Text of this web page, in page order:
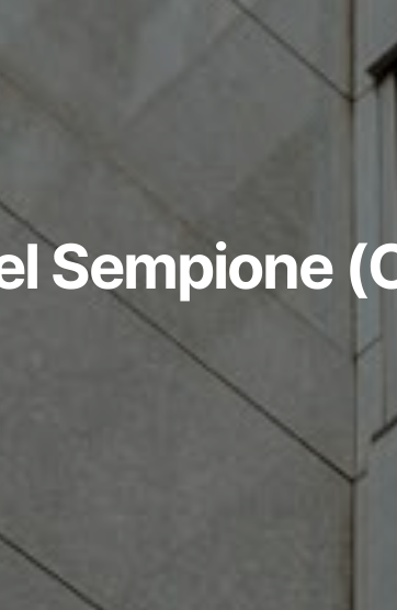
Sempione